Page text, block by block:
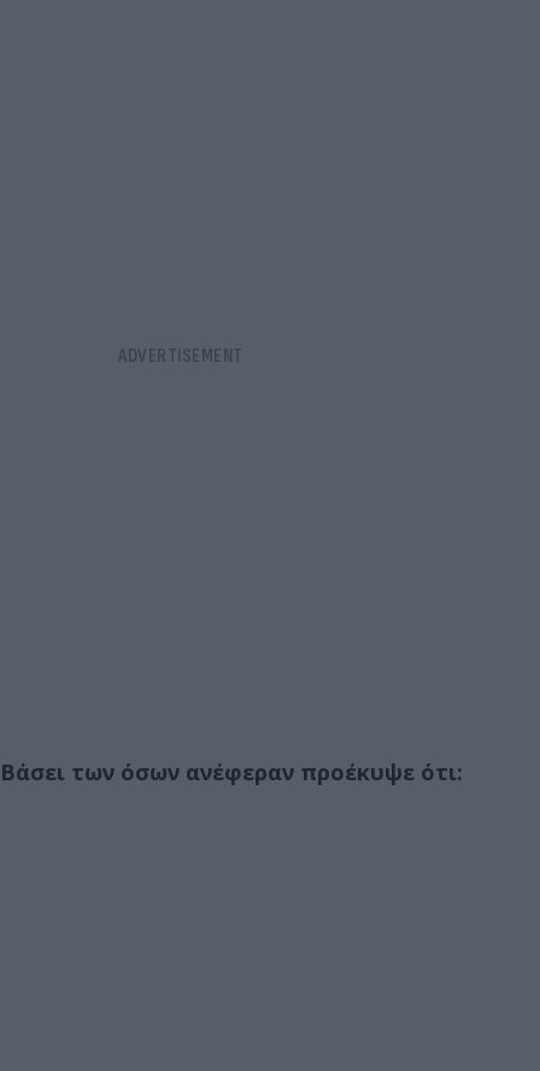
Βάσει των όσων ανέφεραν προέκυψε ότι: